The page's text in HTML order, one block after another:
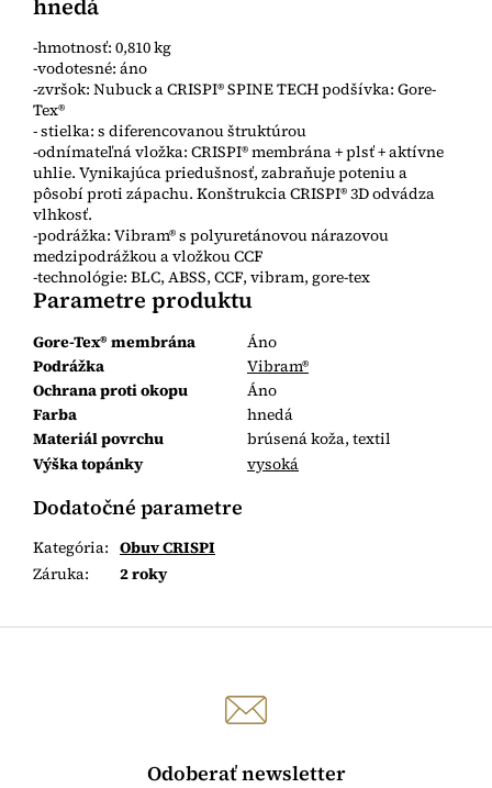
hnedá
-hmotnosť: 0,810 kg
-vodotesné: áno
-zvršok: Nubuck a CRISPI® SPINE TECH podšívka: Gore-
Tex®
- stielka: s diferencovanou štruktúrou
-odnímateľná vložka: CRISPI® membrána + plsť + aktívne
uhlie. Vynikajúca priedušnosť, zabraňuje poteniu a
pôsobí proti zápachu. Konštrukcia CRISPI® 3D odvádza
vlhkosť.
-podrážka: Vibram® s polyuretánovou nárazovou
medzipodrážkou a vložkou CCF
-technológie: BLC, ABSS, CCF, vibram, gore-tex
Parametre produktu
Gore-Tex® membrána
Áno
Podrážka
Vibram®
Ochrana proti okopu
Áno
Farba
hnedá
Materiál povrchu
brúsená koža, textil
Výška topánky
vysoká
Dodatočné parametre
Kategória: Obuv CRISPI
Záruka: 2 roky
Odoberať newsletter